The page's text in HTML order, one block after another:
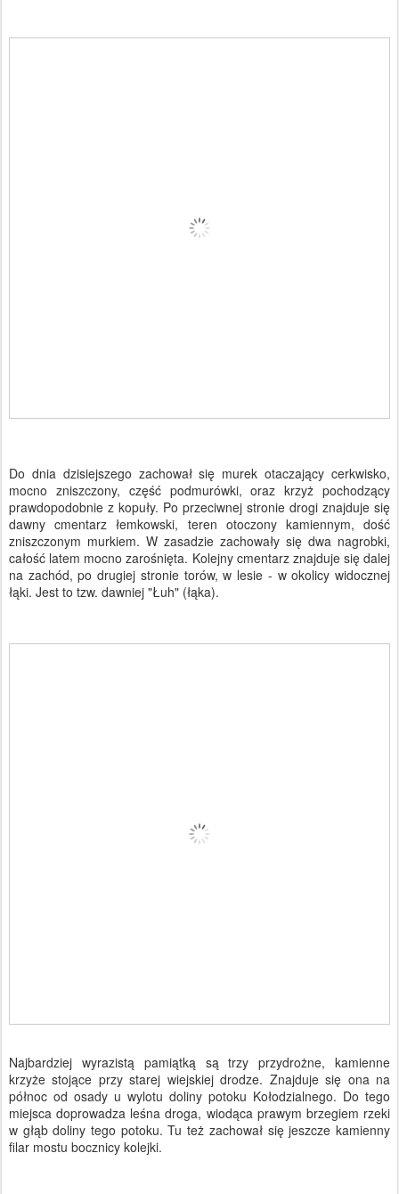
Do dnia dzisiejszego zachował się murek otaczający cerkwisko,
mocno zniszczony, część podmurówki, oraz krzyż pochodzący
prawdopodobnie z kopuły. Po przeciwnej stronie drogi znajduje się
dawny cmentarz łemkowski, teren otoczony kamiennym, dość
zniszczonym murkiem. W zasadzie zachowały się dwa nagrobki,
całość latem mocno zarośnięta. Kolejny cmentarz znajduje się dalej
na zachód, po drugiej stronie torów, w lesie - w okolicy widocznej
łąki. Jest to tzw. dawniej "Łuh" (łąka).
Najbardziej wyrazistą pamiątką są trzy przydrożne, kamienne
krzyże stojące przy starej wiejskiej drodze. Znajduje się ona na
północ od osady u wylotu doliny potoku Kołodzialnego. Do tego
miejsca doprowadza leśna droga, wiodąca prawym brzegiem rzeki
w głąb doliny tego potoku. Tu też zachował się jeszcze kamienny
filar mostu bocznicy kolejki.